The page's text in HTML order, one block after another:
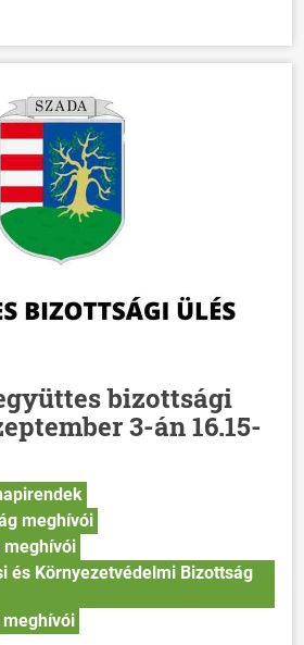
bizottsági
3-án 16.15-
meghívói
meghívói
és Környezetvédelmi Bizottság